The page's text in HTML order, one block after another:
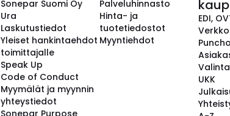
Sonepar Suomi Oy
Ura
Laskutustiedot
Yleiset hankintaehdot
toimittajalle
Speak Up
Code of Conduct
Myymälät ja myynnin
yhteystiedot
Sonepar Purpose
Palveluhinnasto
Hinta- ja
tuotetiedostot
Myyntiehdot
EDI,
UKK